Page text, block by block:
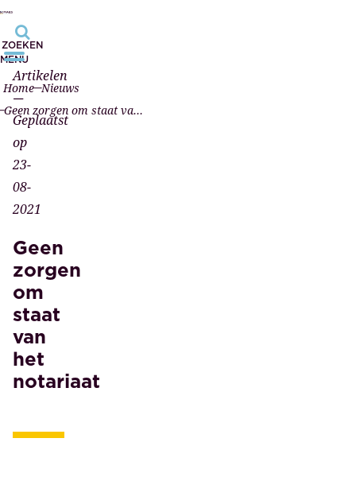
ZOEKEN
MENU
Home Nieuws
Geen zorgen om staat van het notariaat
Artikelen
—
Geplaatst
op
23-
08-
2021
Geen
zorgen
om
staat
van
het
notariaat